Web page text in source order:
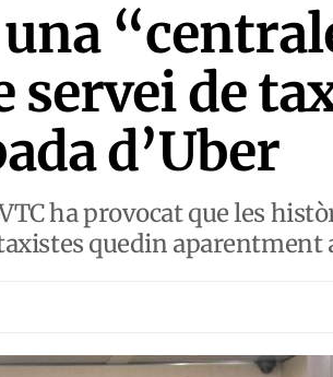
de
d’Uber
ha provocat que les
quedin aparentment